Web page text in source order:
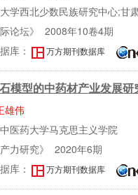
学西北少数民族研究中心;甘
论坛》 2008年10卷4期
库：
万方期刊数据库
模型的中药材产业发展研
雄伟
医药大学马克思主义学院
力研究》 2020年6期
库：
万方期刊数据库